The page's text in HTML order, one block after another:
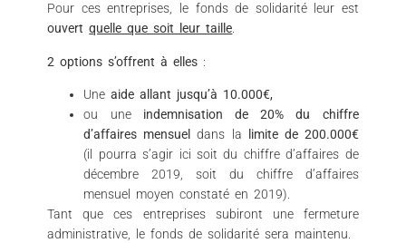
Pour ces entreprises, le fonds de solidarité leur est
ouvertquelle que soit leur taille.
2 options s’offrent à elles :
Uneaide allant jusqu’à 10.000€,
ou une indemnisation de 20% du chiffre
d’affaires mensuel
dans la
limite de 200.000€
(il pourra s’agir ici soit du chiffre d’affaires de
décembre 2019, soit du chiffre d’affaires
mensuel moyen constaté en 2019).
Tant que ces entreprises subiront une fermeture
administrative, le fonds de solidarité sera maintenu.